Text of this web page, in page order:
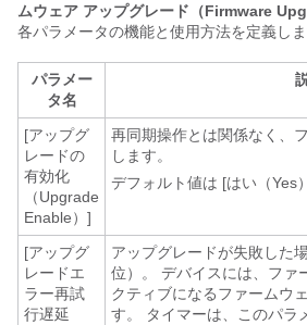
ムウェア アップグレード（Firmware
各パラメータの機能と使用方法を定義しま
パラメー
タ名
[アップグ
レードの
有効化
（Upgrade
Enable）]
再同期操作とは関係なく、
します。
デフォルト値は [はい（Yes
[アップグ
レードエ
ラー再試
行遅延
アップグレードが失敗した
位）。 デバイスには、ファ
クティブになるファームウ
す。 タイマーは、このパラ